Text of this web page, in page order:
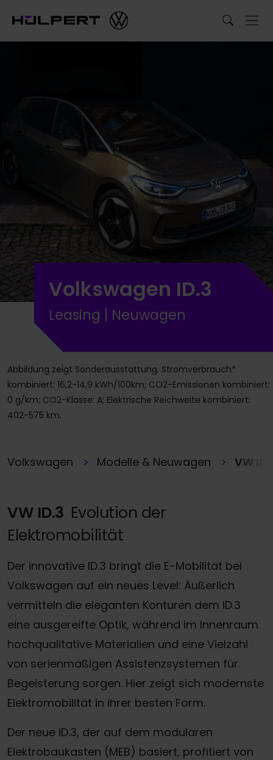
Volkswagen ID.3
Leasing | Neuwagen
Abbildung zeigt Sonderausstattung. Stromverbrauch*
kombiniert: 16,2-14,9 kWh/100km; CO2-Emissionen kombiniert:
0 g/km; CO2-Klasse: A; Elektrische Reichweite kombiniert:
402-575 km.
Volkswagen Modelle & Neuwagen VW
VW ID.3 Evolution der
Elektromobilität
Der innovative ID.3 bringt die E-Mobilität bei
Volkswagen auf ein neues Level: Äußerlich
vermitteln die eleganten Konturen dem ID.3
eine ausgereifte Optik, während im Innenraum
hochqualitative Materialien und eine Vielzahl
von serienmäßigen Assistenzsystemen für
Begeisterung sorgen. Hier zeigt sich modernste
Elektromobilität in ihrer besten Form.
Der neue ID.3, der auf dem modularen
Elektrobaukasten (MEB) basiert, profitiert von